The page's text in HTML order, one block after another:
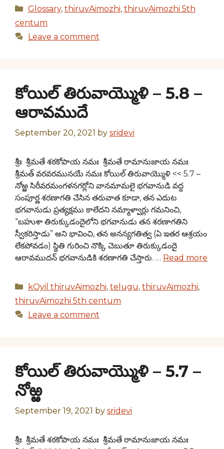
Categories
Glossary, thiruvAimozhi, thiruvAimozhi 5th
centum
Leave a comment
కోయిల్ తిరువాయ్మొళి – 5.8 –
ఆరావముదే
September 20, 2021 by sridevi
శ్రీః శ్రీమతే శఠకోపాయ నమః శ్రీమతే రామానుజాయ నమః
శ్రీమత్ వరవరమునయే నమః కోయిల్ తిరువాయ్మొళి << 5.7 –
నోఱ్ఱ సిరీవరమంగళనగర్లోని వానమామలై భగవానుడి వద్ద
సంపూర్ణ శరణాగతి చేసిన తరువాత కూడా, తన ఎదుట
భగవానుడు ప్రత్యక్షము కాలేదని నమ్మాళ్వార్లు గమనించి,
“బహుశా తిరుక్కుడందైలోని భగవానుడు తన శరణాగతిని
స్వీకరిస్తాడు” అని భావించి, తన అనన్యగతిత్వ (ఏ ఇతర ఆశ్రయం
లేకపోవడం) స్థితి గురించి నొక్కి చెబుతూ తిరుక్కుడందై
ఆరావముదన్ భగవానుడికి శరణాగతి చేస్తారు. … Read more
Categories
kOyil thiruvAimozhi, telugu, thiruvAimozhi,
thiruvAimozhi 5th centum
Leave a comment
కోయిల్ తిరువాయ్మొళి – 5.7 –
నోఱ్ఱ
September 19, 2021 by sridevi
శ్రీః శ్రీమతే శఠకోపాయ నమః శ్రీమతే రామానుజాయ నమః